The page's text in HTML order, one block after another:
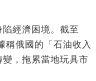
經濟困境。截至
稱俄國的「石油收入
，拖累當地玩具市